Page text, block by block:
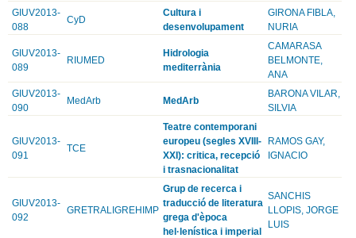
GIUV2013-
088
CyD
Cultura i
desenvolupament
GIRONA FIBLA,
NURIA
GIUV2013-
089
RIUMED
Hidrologia
mediterrània
CAMARASA
BELMONTE,
ANA
GIUV2013-
090
MedArb MedArb
BARONA VILAR,
SILVIA
GIUV2013-
091
TCE
Teatre contemporani
europeu (segles XVIII-
XXI): critica, recepció
i trasnacionalitat
RAMOS GAY,
IGNACIO
GIUV2013-
092
GRETRALIGREHIMP
Grup de recerca i
traducció de literatura
grega d'època
hel·lenística i imperial
SANCHIS
LLOPIS, JORGE
LUIS